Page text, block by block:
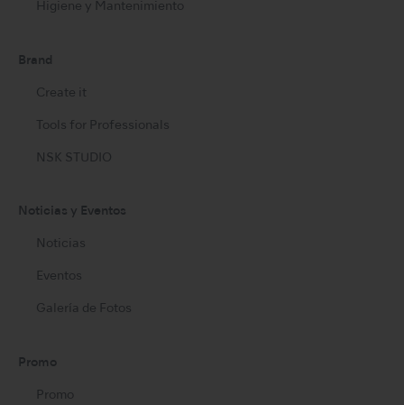
Higiene y Mantenimiento
Brand
Create it
Tools for Professionals
NSK STUDIO
Noticias y Eventos
Noticias
Eventos
Galería de Fotos
Promo
Promo